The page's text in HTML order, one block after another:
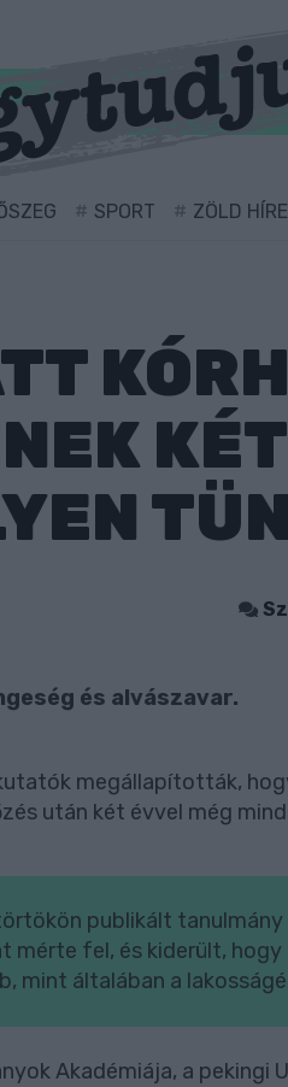
SPORT ZÖLD
és alvászavar.
megállapították,
után két évvel még
publikált tanulmány
mérte fel, és kiderült, hogy
mint általában a
Akadémiája, a pekingi